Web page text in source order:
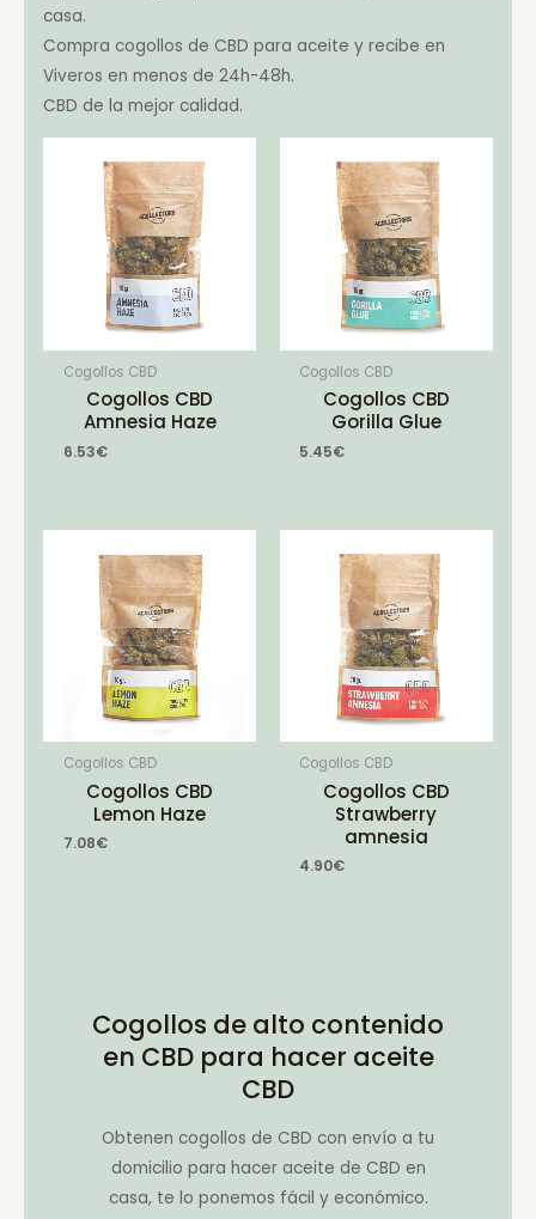
casa.
Compra cogollos de CBD para aceite y recibe en
Viveros en menos de 24h-48h.
CBD de la mejor calidad.
Cogollos CBD
Cogollos CBD
Amnesia Haze
6.53€
Cogollos CBD
Cogollos CBD
Gorilla Glue
5.45€
Cogollos CBD
Cogollos CBD
Lemon Haze
7.08€
Cogollos CBD
Cogollos CBD
Strawberry
amnesia
4.90€
Cogollos de alto contenido
en CBD para hacer aceite
CBD
Obtenen cogollos de CBD con envío a tu
domicilio para hacer aceite de CBD en
casa, te lo ponemos fácil y económico.